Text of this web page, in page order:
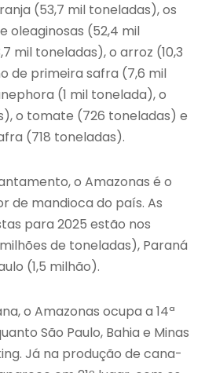
(53,7 mil toneladas), os
oleaginosas (52,4 mil
mil toneladas), o arroz (10,3
de primeira safra (7,6 mil
(1 mil tonelada), o
o tomate (726 toneladas) e
(718 toneladas).
o Amazonas é o
de mandioca do país. As
para 2025 estão nos
de toneladas), Paraná
(1,5 milhão).
o Amazonas ocupa a 14ª
São Paulo, Bahia e Minas
Já na produção de cana-